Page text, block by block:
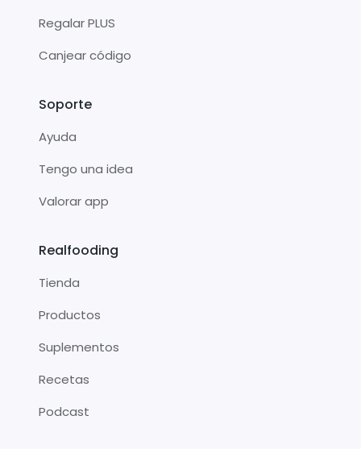
Regalar PLUS
Canjear código
Soporte
Ayuda
Tengo una idea
Valorar app
Realfooding
Tienda
Productos
Suplementos
Recetas
Podcast